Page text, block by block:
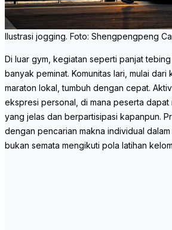
Ilustrasi jogging. Foto: Shengpengpeng
Di luar gym, kegiatan seperti panjat
banyak peminat. Komunitas lari, mulai
maraton lokal, tumbuh dengan cepat.
ekspresi personal, di mana peserta dapat
yang jelas dan berpartisipasi kapanpun.
dengan pencarian makna individual
bukan semata mengikuti pola latihan